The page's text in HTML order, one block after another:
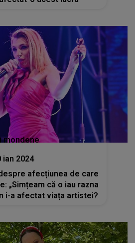
mondene
ian 2024
afecțiunea de care
„Simțeam că o iau razna
i-a afectat viața artistei?